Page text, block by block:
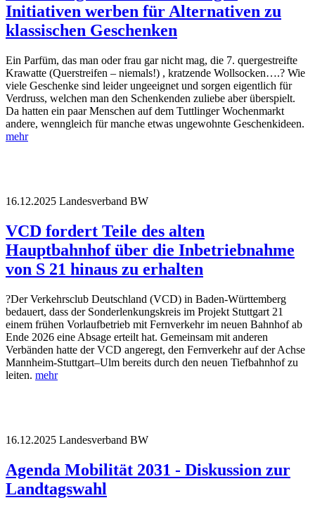
Initiativen werben für Alternativen zu
klassischen Geschenken
Ein Parfüm, das man oder frau gar nicht mag, die 7. quergestreifte
Krawatte (Querstreifen – niemals!) , kratzende Wollsocken….? Wie
viele Geschenke sind leider ungeeignet und sorgen eigentlich für
Verdruss, welchen man den Schenkenden zuliebe aber überspielt.
Da hatten ein paar Menschen auf dem Tuttlinger Wochenmarkt
andere, wenngleich für manche etwas ungewohnte Geschenkideen.
mehr
16.12.2025 Landesverband BW
VCD fordert Teile des alten
Hauptbahnhof über die Inbetriebnahme
von S 21 hinaus zu erhalten
?Der Verkehrsclub Deutschland (VCD) in Baden-Württemberg
bedauert, dass der Sonderlenkungskreis im Projekt Stuttgart 21
einem frühen Vorlaufbetrieb mit Fernverkehr im neuen Bahnhof ab
Ende 2026 eine Absage erteilt hat. Gemeinsam mit anderen
Verbänden hatte der VCD angeregt, den Fernverkehr auf der Achse
Mannheim-Stuttgart–Ulm bereits durch den neuen Tiefbahnhof zu
leiten. mehr
16.12.2025 Landesverband BW
Agenda Mobilität 2031 - Diskussion zur
Landtagswahl